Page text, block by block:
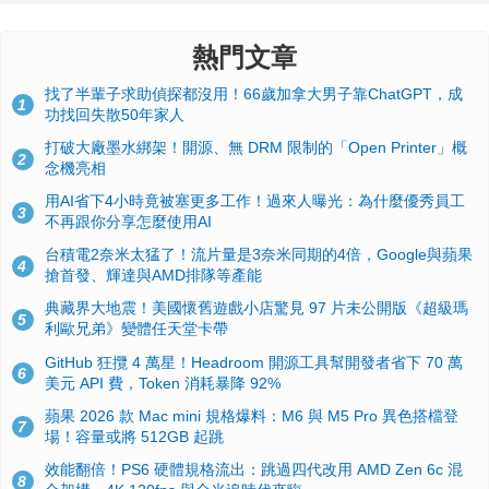
熱門文章
1
找了半輩子求助偵探都沒用！66歲加拿大男子靠ChatGPT，成
功找回失散50年家人
2
打破大廠墨水綁架！開源、無 DRM 限制的「Open Printer」概
念機亮相
3
用AI省下4小時竟被塞更多工作！過來人曝光：為什麼優秀員工
不再跟你分享怎麼使用AI
4
台積電2奈米太猛了！流片量是3奈米同期的4倍，Google與蘋果
搶首發、輝達與AMD排隊等產能
5
典藏界大地震！美國懷舊遊戲小店驚見 97 片未公開版《超級瑪
利歐兄弟》變體任天堂卡帶
6
GitHub 狂攬 4 萬星！Headroom 開源工具幫開發者省下 70 萬
美元 API 費，Token 消耗暴降 92%
7
蘋果 2026 款 Mac mini 規格爆料：M6 與 M5 Pro 異色搭檔登
場！容量或將 512GB 起跳
8
效能翻倍！PS6 硬體規格流出：跳過四代改用 AMD Zen 6c 混